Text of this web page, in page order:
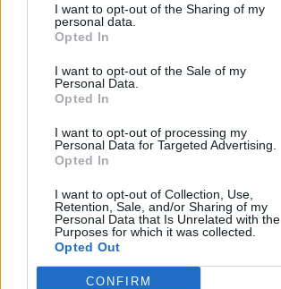
I want to opt-out of the Sharing of my
personal data.
Opted In
I want to opt-out of the Sale of my
Personal Data.
Opted In
I want to opt-out of processing my
Personal Data for Targeted Advertising.
Opted In
I want to opt-out of Collection, Use,
Retention, Sale, and/or Sharing of my
Personal Data that Is Unrelated with the
Purposes for which it was collected.
Opted Out
CONFIRM